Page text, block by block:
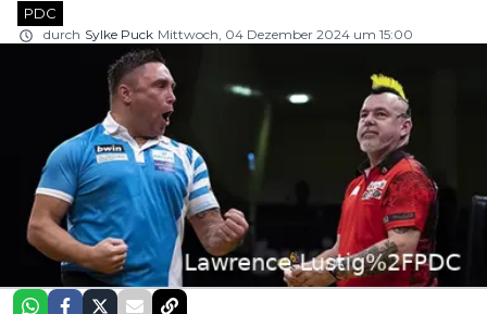
PDC
durch Sylke Puck Mittwoch, 04 Dezember 2024 um 15:00